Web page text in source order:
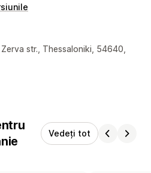
str., Thessaloniki, 54640,
Vedeți tot